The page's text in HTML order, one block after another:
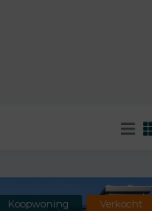
Koopwoning Verkocht